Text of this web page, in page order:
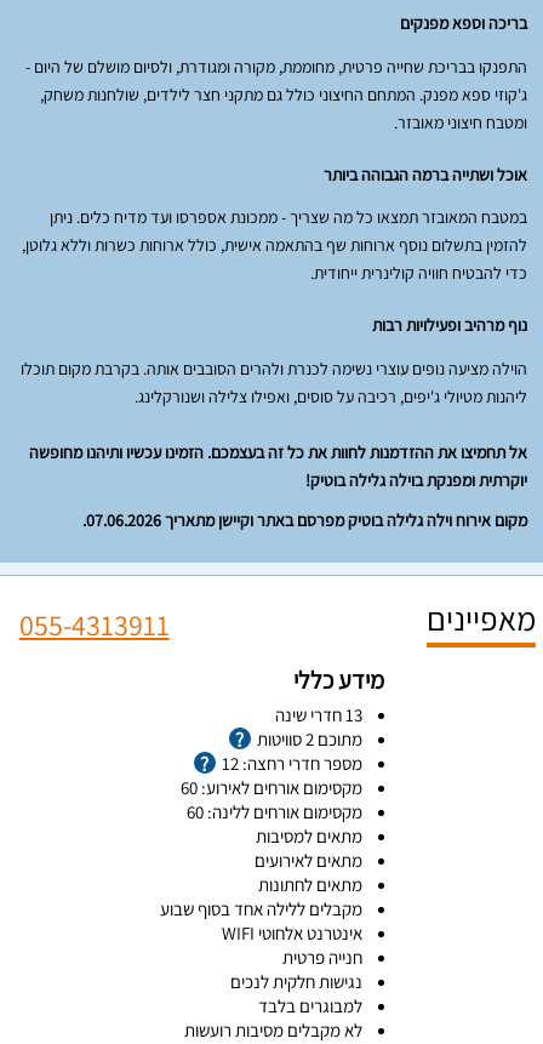
בריכה וספא מפנקים
התפנקו בבריכת שחייה פרטית, מחוממת, מקורה ומגודרת, ולסיום מושלם של היום -
ג'קוזי ספא מפנק. המתחם החיצוני כולל גם מתקני חצר לילדים, שולחנות משחק,
ומטבח חיצוני מאובזר.
אוכל ושתייה ברמה הגבוהה ביותר
במטבח המאובזר תמצאו כל מה שצריך - ממכונת אספרסו ועד מדיח כלים. ניתן
להזמין בתשלום נוסף ארוחות שף בהתאמה אישית, כולל ארוחות כשרות וללא גלוטן,
כדי להבטיח חוויה קולינרית ייחודית.
נוף מרהיב ופעילויות רבות
הוילה מציעה נופים עוצרי נשימה לכנרת ולהרים הסובבים אותה. בקרבת מקום תוכלו
ליהנות מטיולי ג'יפים, רכיבה על סוסים, ואפילו צלילה ושנורקלינג.
אל תחמיצו את ההזדמנות לחוות את כל זה בעצמכם. הזמינו עכשיו ותיהנו מחופשה
יוקרתית ומפנקת בוילה גלילה בוטיק!
מקום אירוח וילה גלילה בוטיק מפרסם באתר וקיישן מתאריך 07.06.2026.
מאפיינים 055-4313911
מידע כללי
13 חדרי שינה
מתוכם 2 סוויטות
מספר חדרי רחצה: 12
מקסימום אורחים לאירוע: 60
מקסימום אורחים ללינה: 60
מתאים למסיבות
מתאים לאירועים
מתאים לחתונות
מקבלים ללילה אחד בסוף שבוע
אינטרנט אלחוטי WIFI
חנייה פרטית
נגישות חלקית לנכים
למבוגרים בלבד
לא מקבלים מסיבות רועשות